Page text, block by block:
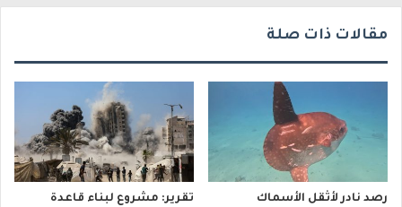
مقالات ذات صلة
رصد نادر لأثقل الأسماك
تقرير: مشروع لبناء قاعدة